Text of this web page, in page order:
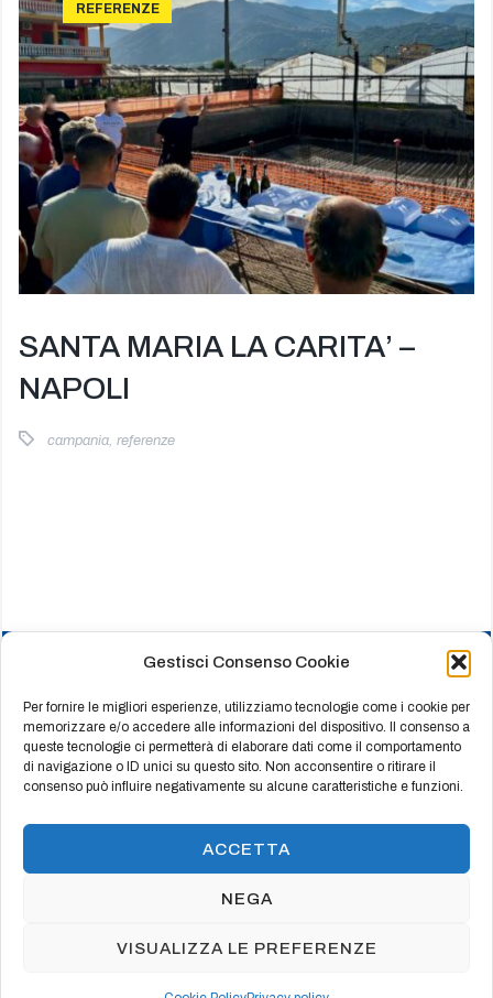
Gestisci Consenso Cookie
Per fornire le migliori esperienze, utilizziamo tecnologie come i cookie per
memorizzare e/o accedere alle informazioni del dispositivo. Il consenso a
queste tecnologie ci permetterà di elaborare dati come il comportamento
di navigazione o ID unici su questo sito. Non acconsentire o ritirare il
consenso può influire negativamente su alcune caratteristiche e funzioni.
ACCETTA
NEGA
VISUALIZZA LE PREFERENZE
REFERENZE
SANTA MARIA LA CARITA’ –
NAPOLI
campania referenze
HOME
CHI SIAMO
PRODOTTI
REFERENZE
CONTATTI
s.r.l. - P.Iva 05669120650